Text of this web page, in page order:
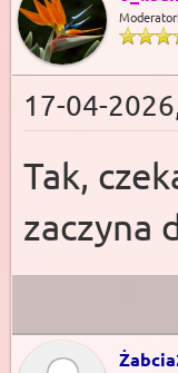
17-04-
Tak,
zaczyna